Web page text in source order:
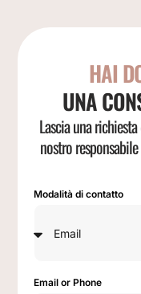
HAI
UNA
Lascia una
nostro
Modalità di contatto
Email or Phone